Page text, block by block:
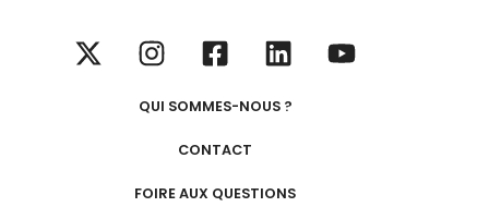
QUI SOMMES-NOUS ?
CONTACT
FOIRE AUX QUESTIONS